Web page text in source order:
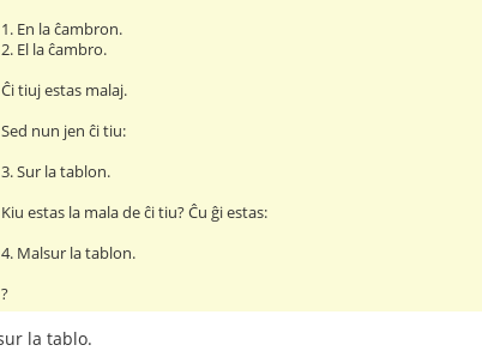
1. En la ĉambron.
2. El la ĉambro.
Ĉi tiuj estas malaj.
Sed nun jen ĉi tiu:
3. Sur la tablon.
Kiu estas la mala de ĉi tiu? Ĉu ĝi estas:
4. Malsur la tablon.
?
la tablo.